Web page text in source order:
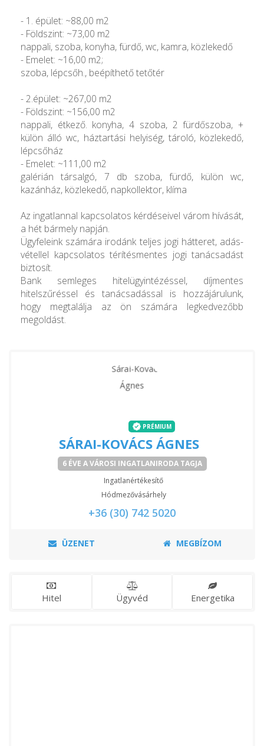
- 1. épület: ~88,00 m2
- Földszint: ~73,00 m2
nappali, szoba, konyha, fürdő, wc, kamra, közlekedő
- Emelet: ~16,00 m2;
szoba, lépcsőh., beépíthető tetőtér
- 2.épület: ~267,00 m2
- Földszint: ~156,00 m2
nappali, étkező. konyha, 4 szoba, 2 fürdőszoba, +
külön álló wc, háztartási helyiség, tároló, közlekedő,
lépcsőház
- Emelet: ~111,00 m2
galérián társalgó, 7 db szoba, fürdő, külön wc,
kazánház, közlekedő, napkollektor, klíma
Az ingatlannal kapcsolatos kérdéseivel várom hívását,
a hét bármely napján.
Ügyfeleink számára irodánk teljes jogi hátteret, adás-
vétellel kapcsolatos térítésmentes jogi tanácsadást
biztosít.
Bank semleges hitelügyintézéssel, díjmentes
hitelszűréssel és tanácsadással is hozzájárulunk,
hogy megtalálja az ön számára legkedvezőbb
megoldást.
PRÉMIUM
SÁRAI-KOVÁCS ÁGNES
6 ÉVE A VÁROSI INGATLANIRODA TAGJA
Ingatlanértékesítő
Hódmezővásárhely
+36 (30) 742 5020
ÜZENET MEGBÍZOM
Hitel Ügyvéd Energetika